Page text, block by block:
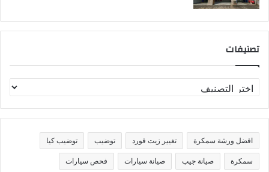
تصنيفات
ص
ن
ف
ا
افضل ورشة سمكرة تغيير زيت فورد توضيب توضيب كيا
سمكرة صيانة جيب صيانة سيارات فحص سيارات